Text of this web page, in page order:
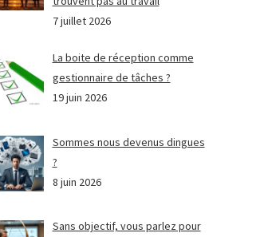
7 juillet 2026
La boite de réception comme
gestionnaire de tâches ?
19 juin 2026
Sommes nous devenus dingues
?
8 juin 2026
Sans objectif, vous parlez pour